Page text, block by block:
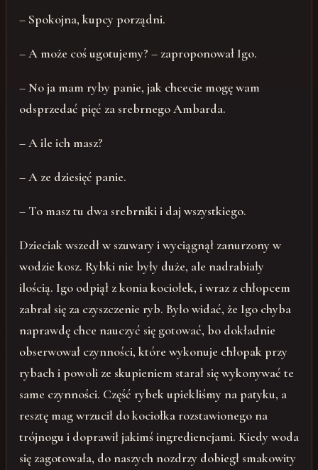
– Spokojna, kupcy porządni.
– A może coś ugotujemy? – zaproponował Igo.
– No ja mam ryby panie, jak chcecie mogę wam
odsprzedać pięć za srebrnego Ambarda.
– A ile ich masz?
– A ze dziesięć panie.
– To masz tu dwa srebrniki i daj wszystkiego.
Dzieciak wszedł w szuwary i wyciągnął zanurzony w
wodzie kosz. Rybki nie były duże, ale nadrabiały
ilością. Igo odpiął z konia kociołek, i wraz z chłopcem
zabrał się za czyszczenie ryb. Było widać, że Igo chyba
naprawdę chce nauczyć się gotować, bo dokładnie
obserwował czynności, które wykonuje chłopak przy
rybach i powoli ze skupieniem starał się wykonywać te
same czynności. Część rybek upiekliśmy na patyku, a
resztę mag wrzucił do kociołka rozstawionego na
trójnogu i doprawił jakimś ingrediencjami. Kiedy woda
się zagotowała, do naszych nozdrzy dobiegł smakowity